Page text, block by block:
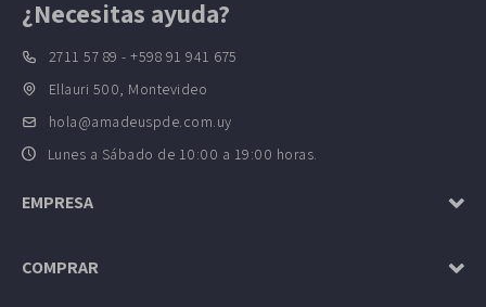
¿Necesitas ayuda?
2711 57 89 - +598 91 941 675
Ellauri 500, Montevideo
hola@amadeuspde.com.uy
Lunes a Sábado de 10:00 a 19:00 horas.
EMPRESA
COMPRAR